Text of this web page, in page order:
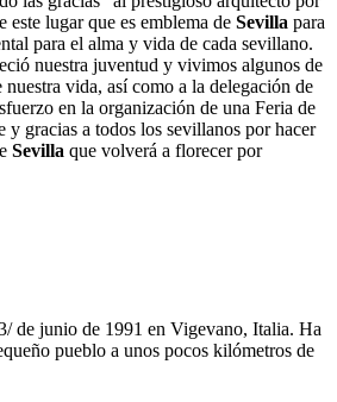
este lugar que es emblema de Sevilla para
para el alma y vida de cada sevillano.
nuestra juventud y vivimos algunos de
nuestra vida, así como a la delegación de
en la organización de una Feria de
y gracias a todos los sevillanos por hacer
Sevilla que volverá a florecer por
de junio de 1991 en Vigevano, Italia. Ha
pueblo a unos pocos kilómetros de